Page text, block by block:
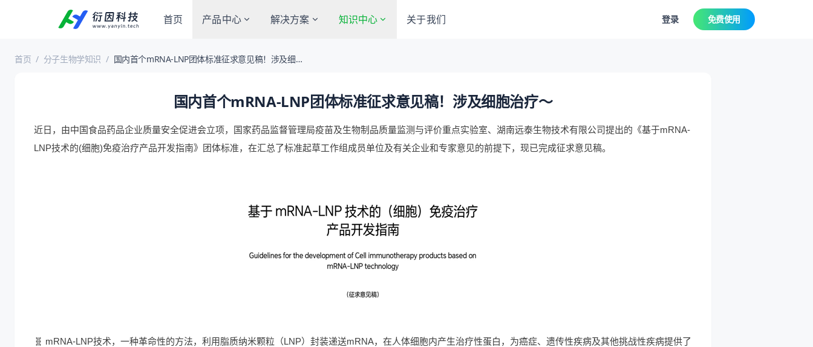
首页 产品中心 解决方案 知识中心 关于我们 登录 免费使用
首页 / 分子生物学知识 / 国内首个mRNA-LNP团体标准征求意见稿！涉及细胞
国内首个mRNA-LNP团体标准征求意见稿！涉及细胞治疗～
近日，由中国食品药品企业质量安全促进会立项，国家药品监督管理局疫苗及生物制品质量监测与评价重点实验室、湖南远泰生物技术有限公司提出的《基于mRNA-
LNP技术的(细胞)免疫治疗产品开发指南》团体标准，在汇总了标准起草工作组成员单位及有关企业和专家意见的前提下，现已完成征求意见稿。
🧬 mRNA-LNP技术，一种革命性的方法，利用脂质纳米颗粒（LNP）封装递送mRNA，在人体细胞内产生治疗性蛋白，为癌症、遗传性疾病及其他挑战性疾病提供了